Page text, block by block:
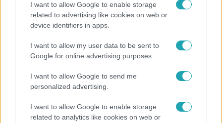
I want to allow Google to enable storage
related to advertising like cookies on web or
device identifiers in apps.
I want to allow my user data to be sent to
Google for online advertising purposes.
I want to allow Google to send me
personalized advertising.
I want to allow Google to enable storage
related to analytics like cookies on web or
korlátozások miatt panaszkodnak a
fogvatartottak